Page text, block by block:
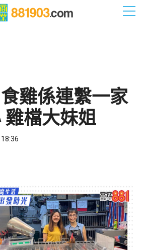
雞係連繫一家
雞檔大妹姐